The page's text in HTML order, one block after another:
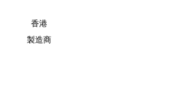
香港
製造商